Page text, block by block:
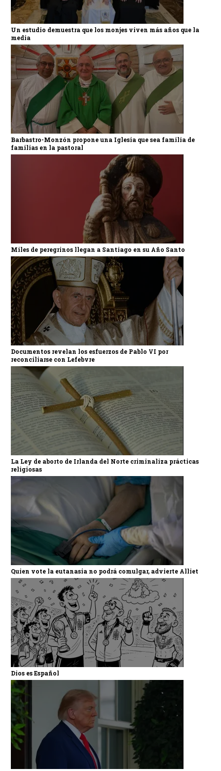
Un estudio demuestra que los monjes viven más años que la
media
Barbastro-Monzón propone una Iglesia que sea familia de
familias en la pastoral
Miles de peregrinos llegan a Santiago en su Año Santo
Documentos revelan los esfuerzos de Pablo VI por
reconciliarse con Lefebvre
La Ley de aborto de Irlanda del Norte criminaliza prácticas
religiosas
Quien vote la eutanasia no podrá comulgar, advierte Alliet
Dios es Español